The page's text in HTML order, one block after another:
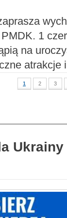
1
na
atrakcje
1 2 3